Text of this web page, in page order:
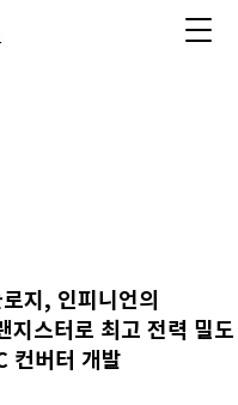
지, 인피니언의
스터로 최고 전력 밀도
컨버터 개발